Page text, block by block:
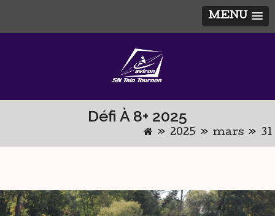
MENU
Défi À 8+ 2025
» 2025 » mars » 31